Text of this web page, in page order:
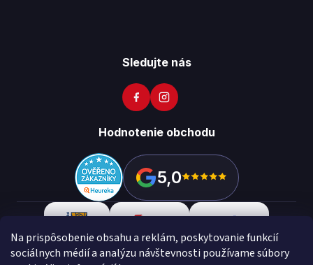
Na prispôsobenie obsahu a reklám, poskytovanie funkcií
sociálnych médií a analýzu návštevnosti používame súbory
Sledujte nás
Hodnotenie obchodu
5,0